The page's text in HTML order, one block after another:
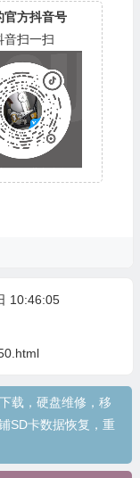
官方抖音号
音扫一扫
10:46:05
载，硬盘维修，移
SD卡数据恢复，重